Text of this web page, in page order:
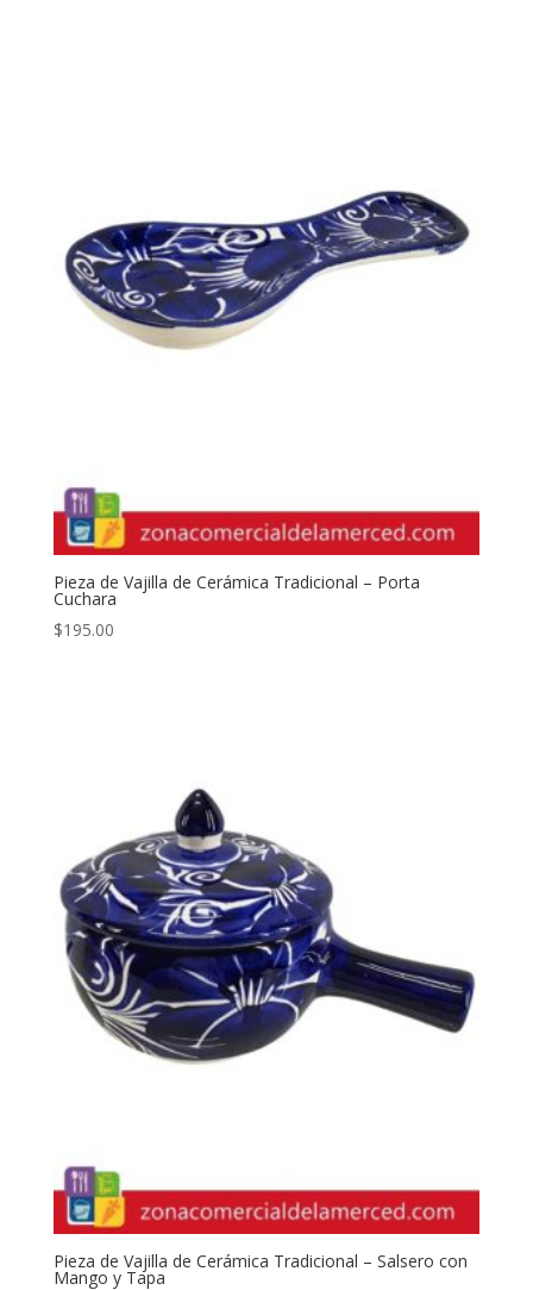
Pieza de Vajilla de Cerámica Tradicional – Porta
Cuchara
$195.00
Pieza de Vajilla de Cerámica Tradicional – Salsero con
Mango y Tapa